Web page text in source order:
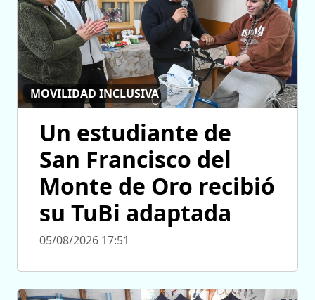
MOVILIDAD INCLUSIVA
Un estudiante de
San Francisco del
Monte de Oro recibió
su TuBi adaptada
05/08/2026 17:51